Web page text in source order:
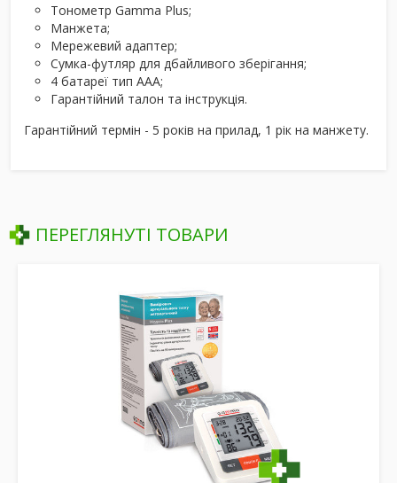
Тонометр Gamma Plus;
Манжета;
Мережевий адаптер;
Сумка-футляр для дбайливого зберігання;
4 батареї тип ААА;
Гарантійний талон та інструкція.
Гарантійний термін - 5 років на прилад, 1 рік на манжету.
ПЕРЕГЛЯНУТІ ТОВАРИ